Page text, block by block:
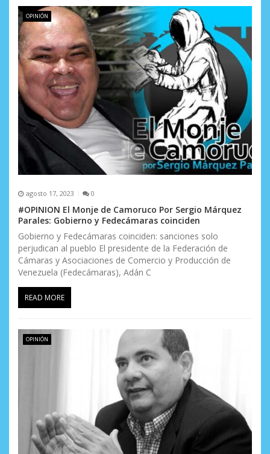
sOPINIÓN
agosto 17, 2023 0
#OPINION El Monje de Camoruco Por Sergio Márquez
Parales: Gobierno y Fedecámaras coinciden
Gobierno y Fedecámaras coinciden: sanciones solo
perjudican al pueblo El presidente de la Federación de
Cámaras y Asociaciones de Comercio y Producción de
Venezuela (Fedecámaras), Adán C
READ MORE
OPINIÓN